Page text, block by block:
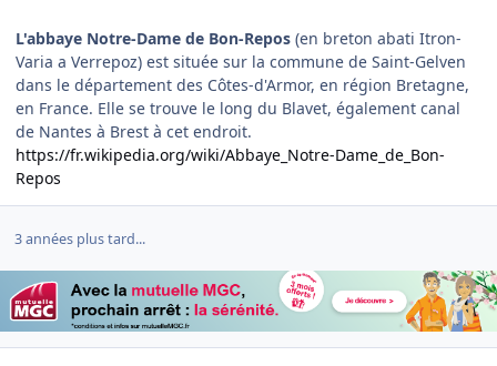
L'abbaye Notre-Dame de Bon-Repos (en breton abati Itron-
Varia a Verrepoz) est située sur la commune de Saint-Gelven
dans le département des Côtes-d'Armor, en région Bretagne,
en France. Elle se trouve le long du Blavet, également canal
de Nantes à Brest à cet endroit.
https://fr.wikipedia.org/wiki/Abbaye_Notre-Dame_de_Bon-
Repos
3 années plus tard...